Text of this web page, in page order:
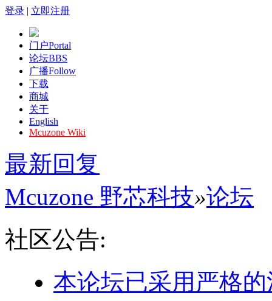
登录 | 立即注册
门户Portal
论坛BBS
广播Follow
下载
商城
关于
English
Mcuzone Wiki
最新回复
Mcuzone 野芯科技»论坛
社区公告:
本论坛已采用严格